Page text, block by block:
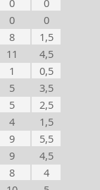
0
0
0
0
8
1,5
11
4,5
1
0,5
5
3,5
5
2,5
4
1,5
9
5,5
9
4,5
8
4